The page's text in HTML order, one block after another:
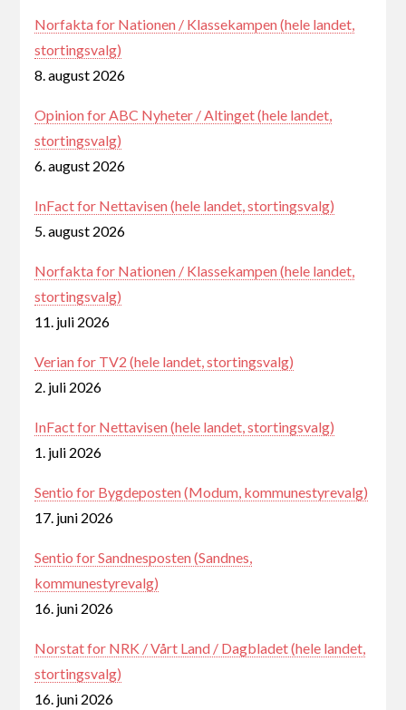
Norfakta for Nationen / Klassekampen (hele landet,
stortingsvalg)
8. august 2026
Opinion for ABC Nyheter / Altinget (hele landet,
stortingsvalg)
6. august 2026
InFact for Nettavisen (hele landet, stortingsvalg)
5. august 2026
Norfakta for Nationen / Klassekampen (hele landet,
stortingsvalg)
11. juli 2026
Verian for TV2 (hele landet, stortingsvalg)
2. juli 2026
InFact for Nettavisen (hele landet, stortingsvalg)
1. juli 2026
Sentio for Bygdeposten (Modum, kommunestyrevalg)
17. juni 2026
Sentio for Sandnesposten (Sandnes,
kommunestyrevalg)
16. juni 2026
Norstat for NRK / Vårt Land / Dagbladet (hele landet,
stortingsvalg)
16. juni 2026